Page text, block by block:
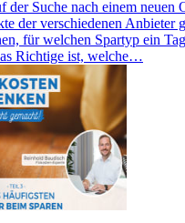
der Suche nach einem neuen
der verschiedenen Anbieter
für welchen Spartyp ein
Richtige ist, welche…